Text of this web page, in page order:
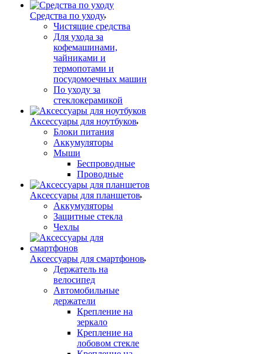
Средства по уходу
Чистящие средства
Для ухода за
кофемашинами,
чайниками и
термопотами и
посудомоечных машин
По уходу за
стеклокерамикой
Аксессуары для ноутбуков
Блоки питания
Аккумуляторы
Мыши
Беспроводные
Проводные
Аксессуары для планшетов
Аккумуляторы
Защитные стекла
Чехлы
Аксессуары для смартфонов
Держатель на
велосипед
Автомобильные
держатели
Крепление на
зеркало
Крепление на
лобовом стекле